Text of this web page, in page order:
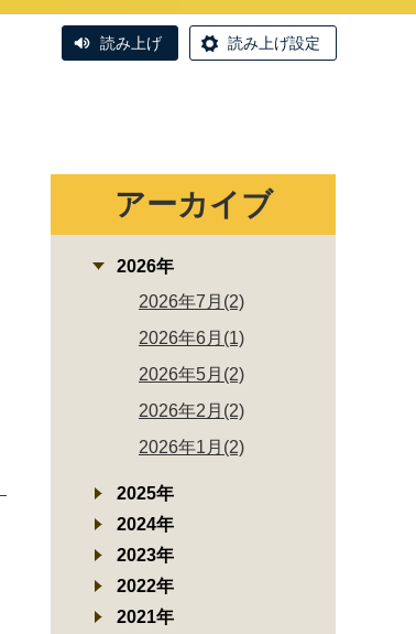
読み上げ 読み上げ設定
アーカイブ
2026年
2026年7月(2)
2026年6月(1)
2026年5月(2)
2026年2月(2)
2026年1月(2)
2025年
2024年
2023年
2022年
2021年